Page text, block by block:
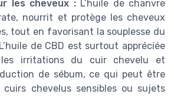
les cheveux :L’huile de chanvre
nourrit et protège les cheveux
tout en favorisant la souplesse du
de CBD est surtout appréciée
les irritations du cuir chevelu et
de sébum, ce qui peut être
chevelus sensibles ou sujets